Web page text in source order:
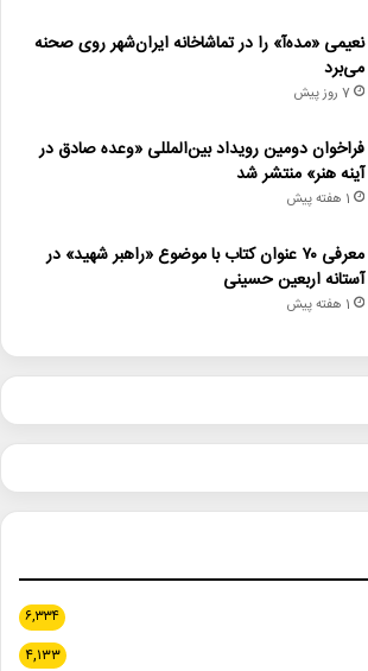
نعیمی «مده‌آ» را در تماشاخانه ایران‌شهر روی صحنه
می‌برد
7 روز پیش
فراخوان دومین رویداد بین‌المللی «وعده صادق در
آینه هنر» منتشر شد
1 هفته پیش
معرفی ۷۰ عنوان کتاب با موضوع «راهبر شهید» در
آستانه اربعین حسینی
1 هفته پیش
۶,۳۳۴
۴,۱۳۳